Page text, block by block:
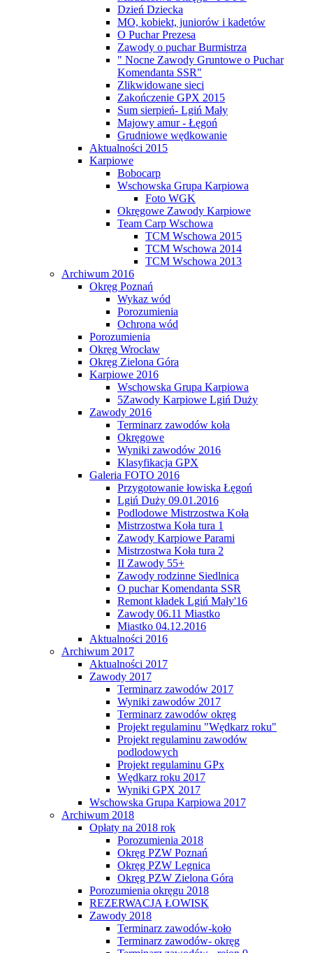
Dzień Dziecka
MO, kobiekt, juniorów i kadetów
O Puchar Prezesa
Zawody o puchar Burmistrza
" Nocne Zawody Gruntowe o Puchar
Komendanta SSR"
Zlikwidowane sieci
Zakończenie GPX 2015
Sum sierpień- Lgiń Mały
Majowy amur - Łęgoń
Grudniowe wędkowanie
Aktualności 2015
Karpiowe
Bobocarp
Wschowska Grupa Karpiowa
Foto WGK
Okręgowe Zawody Karpiowe
Team Carp Wschowa
TCM Wschowa 2015
TCM Wschowa 2014
TCM Wschowa 2013
Archiwum 2016
Okręg Poznań
Wykaz wód
Porozumienia
Ochrona wód
Porozumienia
Okręg Wrocław
Okręg Zielona Góra
Karpiowe 2016
Wschowska Grupa Karpiowa
5Zawody Karpiowe Lgiń Duży
Zawody 2016
Terminarz zawodów koła
Okręgowe
Wyniki zawodów 2016
Klasyfikacja GPX
Galeria FOTO 2016
Przygotowanie łowiska Łęgoń
Lgiń Duży 09.01.2016
Podlodowe Mistrzostwa Koła
Mistrzostwa Koła tura 1
Zawody Karpiowe Parami
Mistrzostwa Koła tura 2
II Zawody 55+
Zawody rodzinne Siedlnica
O puchar Komendanta SSR
Remont kładek Lgiń Mały'16
Zawody 06.11 Miastko
Miastko 04.12.2016
Aktualności 2016
Archiwum 2017
Aktualności 2017
Zawody 2017
Terminarz zawodów 2017
Wyniki zawodów 2017
Terminarz zawodów okręg
Projekt regulaminu "Wędkarz roku"
Projekt regulaminu zawodów
podlodowych
Projekt regulaminu GPx
Wędkarz roku 2017
Wyniki GPX 2017
Wschowska Grupa Karpiowa 2017
Archiwum 2018
Opłaty na 2018 rok
Porozumienia 2018
Okręg PZW Poznań
Okręg PZW Legnica
Okręg PZW Zielona Góra
Porozumienia okręgu 2018
REZERWACJA ŁOWISK
Zawody 2018
Terminarz zawodów-koło
Terminarz zawodów- okręg